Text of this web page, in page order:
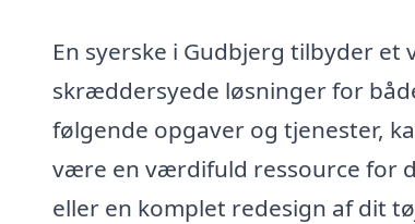
En syerske i Gudbjerg tilbyder
skræddersyede løsninger for
følgende opgaver og tjenester,
være en værdifuld ressource for
eller en komplet redesign af dit